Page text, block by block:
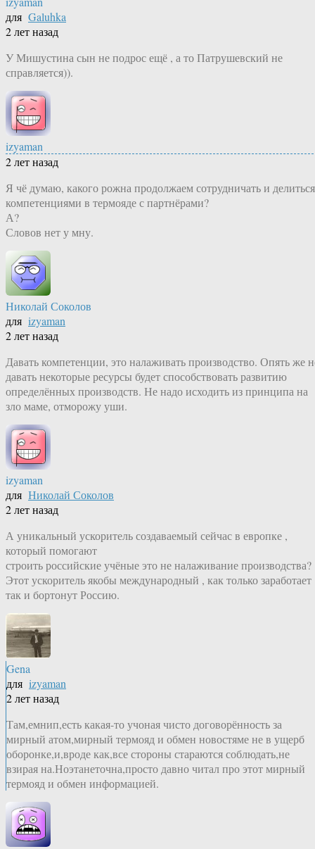
для Galuhka
2 лет назад
У Мишустина сын не подрос ещё , а то Патрушевский не
справляется)).
izyaman
2 лет назад
Я чё думаю, какого рожна продолжаем сотрудничать и делиться
компетенциями в термояде с партнёрами?
А?
Словов нет у мну.
Николай Соколов
для izyaman
2 лет назад
Давать компетенции, это налаживать производство. Опять же
давать некоторые ресурсы будет способствовать развитию
определённых производств. Не надо исходить из принципа на
зло маме, отморожу уши.
izyaman
для Николай Соколов
2 лет назад
А уникальный ускоритель создаваемый сейчас в европке ,
который помогают
строить российские учёные это не налаживание производства?
Этот ускоритель якобы международный , как только заработает
так и бортонут Россию.
Gena
для izyaman
2 лет назад
Там,емнип,есть какая-то учоная чисто договорённость за
мирный атом,мирный термояд и обмен новостяме не в ущерб
оборонке,и,вроде как,все стороны стараются соблюдать,не
взирая на.Ноэтанеточна,просто давно читал про этот мирный
термояд и обмен информацией.